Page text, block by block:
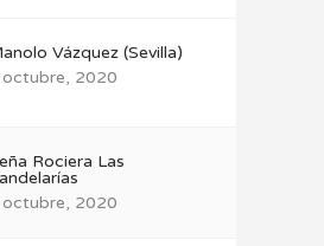
Vázquez (Sevilla)
2020
Rociera Las
2020